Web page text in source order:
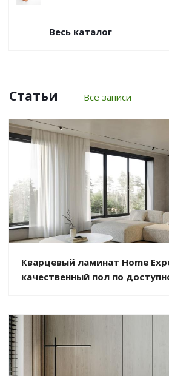
Весь каталог
Статьи Все записи
Кварцевый ламинат Home
качественный пол по